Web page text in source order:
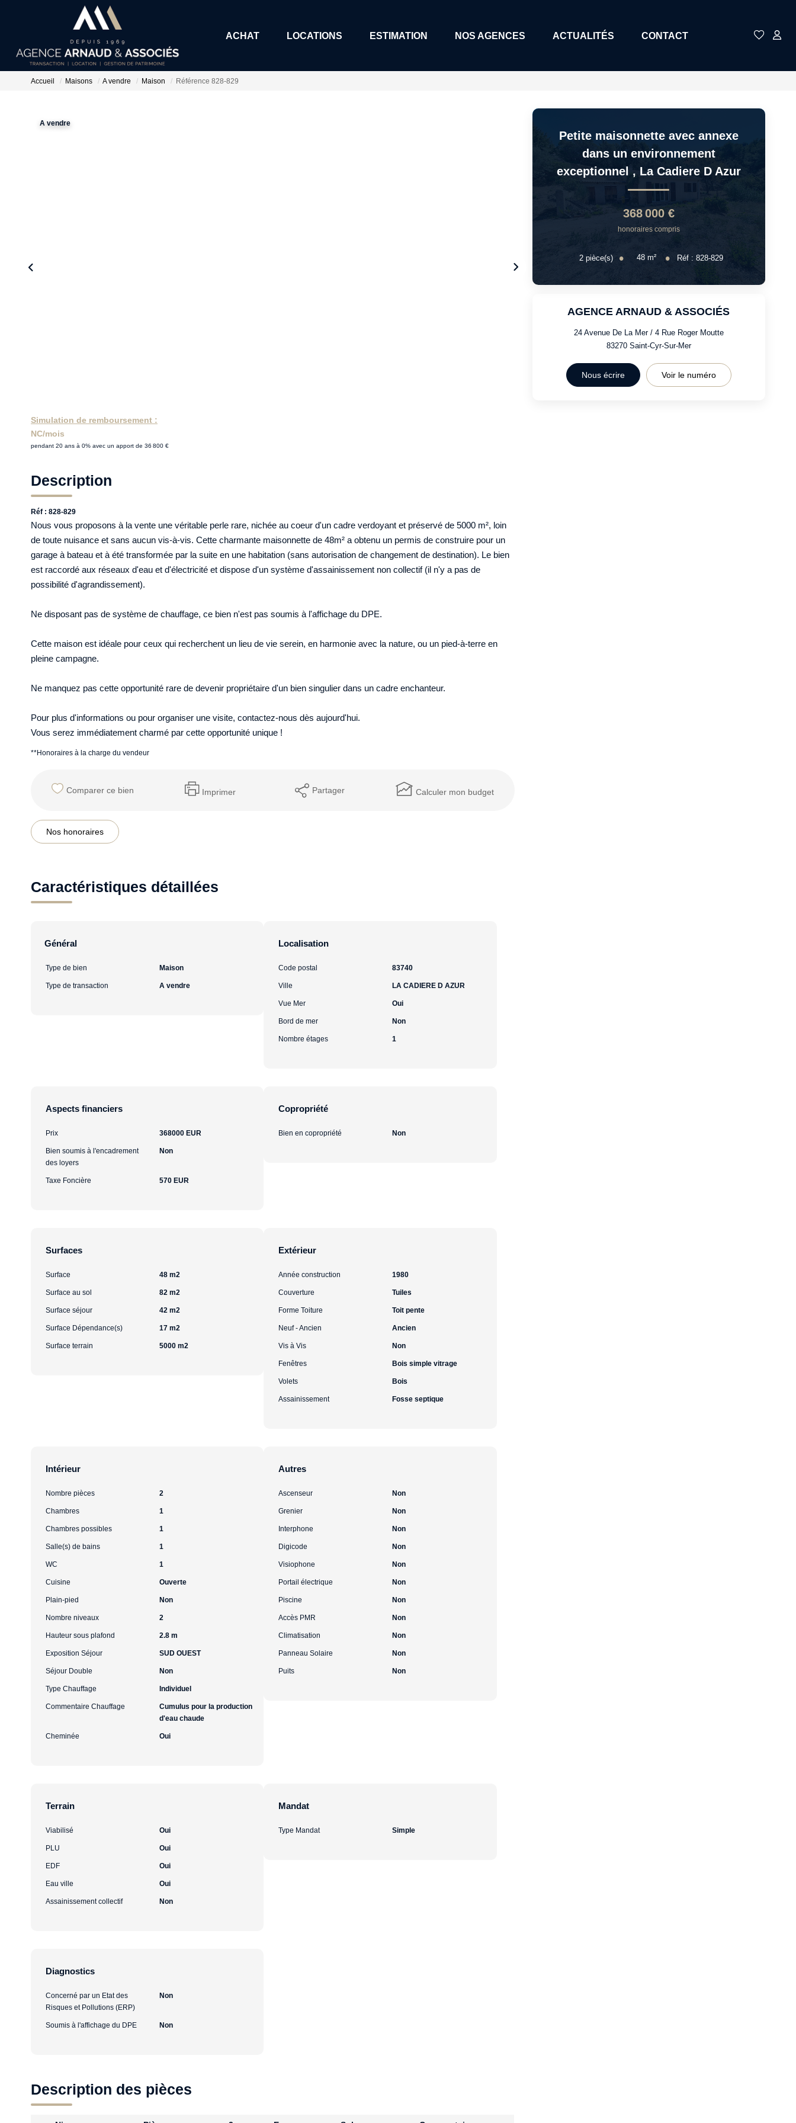
ACHAT LOCATIONS ESTIMATION NOS AGENCES ACTUALITÉS CONTACT
Accueil Maisons A vendre Maison Référence 828-829
A vendre
Simulation de remboursement :
NC/mois
pendant 20 ans à 0% avec un apport de 36 800 €
Description
Réf : 828-829
Nous vous proposons à la vente une véritable perle rare, nichée au coeur d'un cadre verdoyant et préservé de 5000 m², loin
de toute nuisance et sans aucun vis-à-vis. Cette charmante maisonnette de 48m² a obtenu un permis de construire pour un
garage à bateau et à été transformée par la suite en une habitation (sans autorisation de changement de destination). Le bien
est raccordé aux réseaux d'eau et d'électricité et dispose d'un système d'assainissement non collectif (il n'y a pas de
possibilité d'agrandissement).
Ne disposant pas de système de chauffage, ce bien n'est pas soumis à l'affichage du DPE.
Cette maison est idéale pour ceux qui recherchent un lieu de vie serein, en harmonie avec la nature, ou un pied-à-terre en
pleine campagne.
Ne manquez pas cette opportunité rare de devenir propriétaire d'un bien singulier dans un cadre enchanteur.
Pour plus d'informations ou pour organiser une visite, contactez-nous dès aujourd'hui.
Vous serez immédiatement charmé par cette opportunité unique !
**Honoraires à la charge du vendeur
Comparer ce bien Imprimer Partager Calculer mon budget
Nos honoraires
Caractéristiques détaillées
Général
Type de bien Maison
Type de transaction A vendre
Localisation
Code postal 83740
Ville LA CADIERE D AZUR
Vue Mer Oui
Bord de mer Non
Nombre étages 1
Aspects financiers
Prix 368000 EUR
Bien soumis à l'encadrement
des loyers
Non
Taxe Foncière 570 EUR
Copropriété
Bien en copropriété Non
Surfaces
Surface 48 m2
Surface au sol 82 m2
Surface séjour 42 m2
Surface Dépendance(s) 17 m2
Surface terrain 5000 m2
Extérieur
Année construction 1980
Couverture Tuiles
Forme Toiture Toit pente
Neuf - Ancien Ancien
Vis à Vis Non
Fenêtres Bois simple vitrage
Volets Bois
Assainissement Fosse septique
Intérieur
Nombre pièces 2
Chambres 1
Chambres possibles 1
Salle(s) de bains 1
WC 1
Cuisine Ouverte
Plain-pied Non
Nombre niveaux 2
Hauteur sous plafond 2.8 m
Exposition Séjour SUD OUEST
Séjour Double Non
Type Chauffage Individuel
Commentaire Chauffage
Cumulus pour la production
d'eau chaude
Cheminée Oui
Autres
Ascenseur Non
Grenier Non
Interphone Non
Digicode Non
Visiophone Non
Portail électrique Non
Piscine Non
Accès PMR Non
Climatisation Non
Panneau Solaire Non
Puits Non
Terrain
Viabilisé Oui
PLU Oui
EDF Oui
Eau ville Oui
Assainissement collectif Non
Mandat
Type Mandat Simple
Diagnostics
Concerné par un Etat des
Risques et Pollutions (ERP)
Non
Soumis à l'affichage du DPE Non
Description des pièces
Petite maisonnette avec annexe
dans un environnement
exceptionnel , La Cadiere D Azur
368 000 €
honoraires compris
2 pièce(s) 48 m² Réf : 828-829
AGENCE ARNAUD & ASSOCIÉS
24 Avenue De La Mer / 4 Rue Roger Moutte
83270 Saint-Cyr-Sur-Mer
Nous écrire Voir le numéro